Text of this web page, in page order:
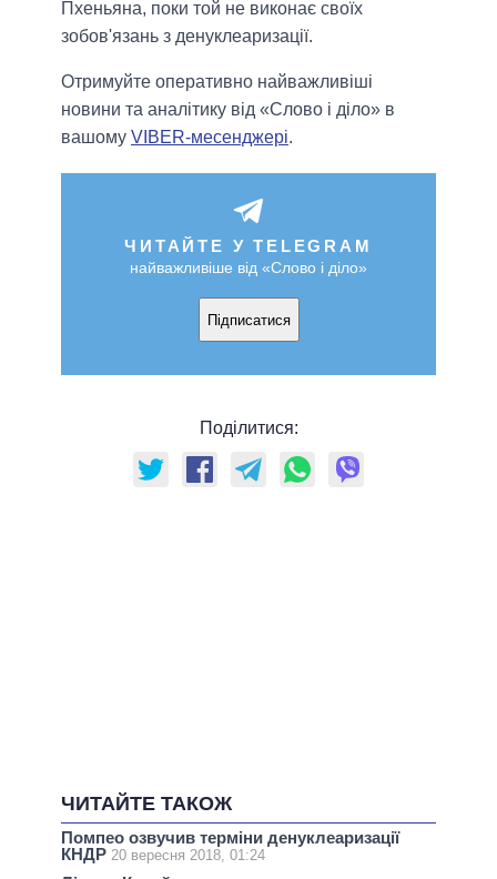
Пхеньяна, поки той не виконає своїх
зобов'язань з денуклеаризації.
Отримуйте оперативно найважливіші
новини та аналітику від «Слово і діло» в
вашому VIBER-месенджері.
ЧИТАЙТЕ У TELEGRAM
найважливіше від «Слово і діло»
Підписатися
Поділитися:
ЧИТАЙТЕ ТАКОЖ
Помпео озвучив терміни денуклеаризації
КНДР 20 вересня 2018, 01:24